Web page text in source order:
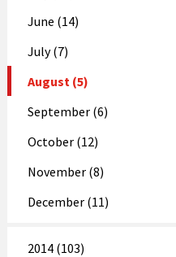
June (14)
July (7)
August (5)
September (6)
October (12)
November (8)
December (11)
2014 (103)